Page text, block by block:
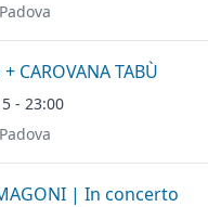
CAROVANA TABÙ
- 23:00
| In concerto